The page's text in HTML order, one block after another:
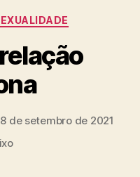
de setembro de 2021